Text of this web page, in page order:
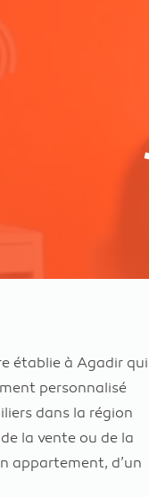
établie à Agadir qui
personnalisé
dans la région
de la vente ou de la
appartement, d’un